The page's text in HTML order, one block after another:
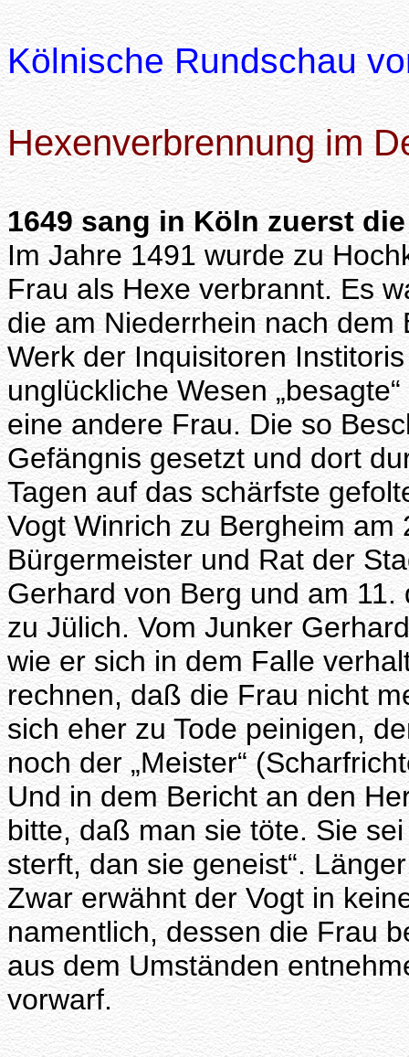
Kölnische Rundschau
Hexenverbrennung im
1649 sang in Köln zuerst
Im Jahre 1491 wurde zu
Frau als Hexe verbrannt. Es
die am Niederrhein nach
Werk der Inquisitoren
unglückliche Wesen
eine andere Frau. Die so
Gefängnis gesetzt und dort
Tagen auf das schärfste
Vogt Winrich zu Bergheim
Bürgermeister und Rat der
Gerhard von Berg und am
zu Jülich. Vom Junker
wie er sich in dem Falle
rechnen, daß die Frau nicht
sich eher zu Tode peinigen,
noch der „Meister“
Und in dem Bericht an den
bitte, daß man sie töte. Sie
sterft, dan sie geneist“.
Zwar erwähnt der Vogt in
namentlich, dessen die Frau
aus dem Umständen
vorwarf.